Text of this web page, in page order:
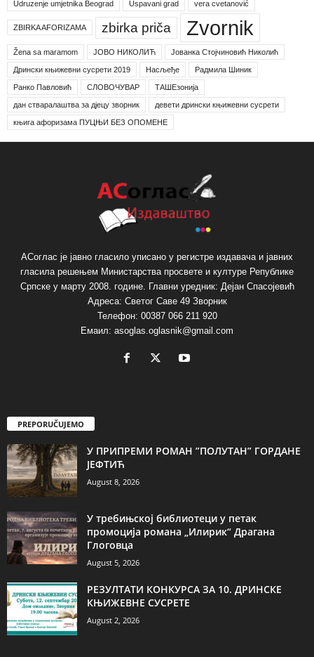
Udruzenje umjetnika Beograd Uspavani grad vera cvetanović
ZBIRKA AFORIZAMA zbirka priča Zvornik
Žena sa maramom ЈОВО НИКОЛИЋ Јованка Стојчиновић Николић
Дрински књижевни сусрети 2019 Насљеђе Радмила Шиник
Ранко Павловић СЛОВОЧУВАР ТАШЕзонија
дан стваралаштва за дјецу зворник девети дрински књижевни сусрети
књига афоризама ПУЦЊИ БЕЗ ОПОМЕНЕ
АСоглас је јавно гласило уписано у регистре издавача и јавних
гласила решењем Министарства просвете и културе Републике
Српске у марту 2008. године. Главни уредник: Дејан Спасојевић
Адреса: Светог Саве 49 Зворник
Телефон: 00387 066 211 920
Емаил: asoglas.oglasnik@gmail.com
PREPORUČUJEMO
У ПРИПРЕМИ РОМАН ”ПОЛУТАН” ГОРДАНЕ
ЈЕФТИЋ
August 8, 2026
У требињској библиотеци у петак
промоција романа „Илирик“ Драгана
Глоговца
August 5, 2026
РЕЗУЛТАТИ КОНКУРСА ЗА 10. ДРИНСКЕ
КЊИЖЕВНЕ СУСРЕТЕ
August 2, 2026